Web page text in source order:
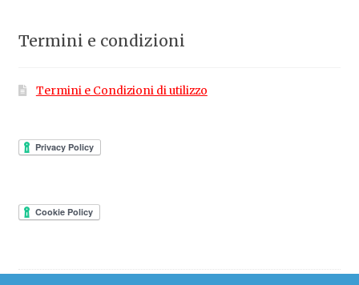
Termini e condizioni
Termini e Condizioni di utilizzo